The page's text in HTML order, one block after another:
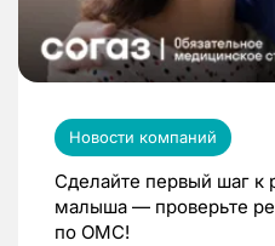
Новости компаний
Сделайте первый шаг
малыша — проверьте
по ОМС!